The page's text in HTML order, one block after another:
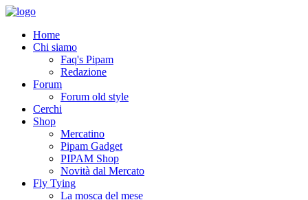
Home
Chi siamo
Faq's Pipam
Redazione
Forum
Forum old style
Cerchi
Shop
Mercatino
Pipam Gadget
PIPAM Shop
Novità dal Mercato
Fly Tying
La mosca del mese